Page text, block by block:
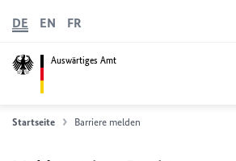
Auswärtiges Amt
DE EN FR
Startseite Barriere melden